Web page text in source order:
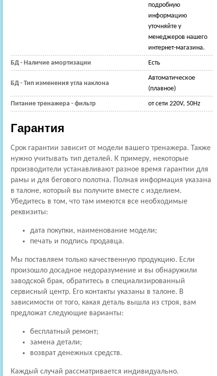
подробную
информацию
уточняйте у
менеджеров нашего
интернет-магазина.
БД - Наличие амортизации Есть
БД - Тип изменения угла наклона
Автоматическое
(плавное)
Питание тренажера - фильтр от сети 220V, 50Hz
Гарантия
Срок гарантии зависит от модели вашего тренажера. Также
нужно учитывать тип деталей. К примеру, некоторые
производители устанавливают разное время гарантии для
рамы и для бегового полотна. Полная информация указана
в талоне, который вы получите вместе с изделием.
Убедитесь в том, что там имеются все необходимые
реквизиты:
дата покупки, наименование модели;
печать и подпись продавца.
Мы поставляем только качественную продукцию. Если
произошло досадное недоразумение и вы обнаружили
заводской брак, обратитесь в специализированный
сервисный центр. Его контакты указаны в талоне. В
зависимости от того, какая деталь вышла из строя, вам
предложат следующие варианты:
бесплатный ремонт;
замена детали;
возврат денежных средств.
Каждый случай рассматривается индивидуально.